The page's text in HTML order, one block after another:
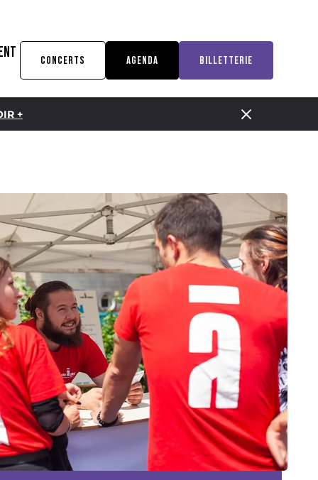
CONCERTS AGENDA BILLETTERIE
+